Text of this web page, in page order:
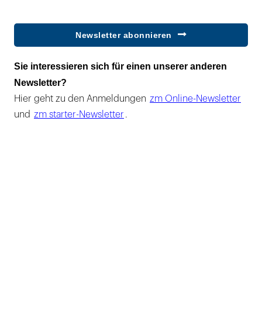
Newsletter abonnieren
Sie interessieren sich für einen unserer anderen
Newsletter?
Hier geht zu den Anmeldungen zm Online-Newsletter
und zm starter-Newsletter .